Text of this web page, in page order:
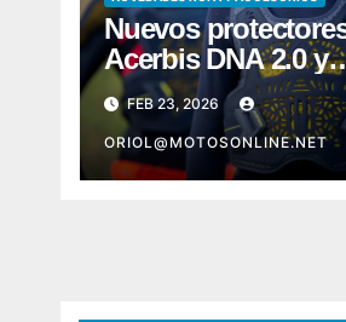
Nuevos
Acerbis DNA 2.0 y
Plasma 2.0
FEB 23, 2026
ORIOL@MOTOSONLINE.NET